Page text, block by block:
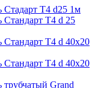
Стадарт Т4 d25 1м
Стандарт Т4 d 25
Стандарт Т4 d 40х20
Стандарт Т4 d 40х20
трубчатый Grand